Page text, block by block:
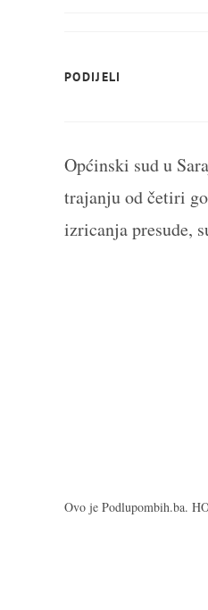
PODIJELI
Općinski sud u
trajanju od četiri
izricanja presude,
Ovo je Podlupombih.ba.